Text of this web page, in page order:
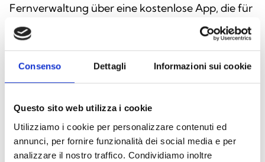
Consenso Dettagli Informazioni sui cookie
Questo sito web utilizza i cookie
Utilizziamo i cookie per personalizzare contenuti ed
annunci, per fornire funzionalità dei social media e per
analizzare il nostro traffico. Condividiamo inoltre
Fernverwaltung über eine kostenlose App, die für
Android- und iOS-Geräte verfügbar ist. Mit der
App lassen sich der Gerätestatus in Echtzeit
und die Empfindlichkeit des Sensors über die
kann zudem zwischen automatischer
Rückstellung und Alarmspeicherung wählen und
so das Verhalten des Systems an die spezifischen
Anforderungen der jeweiligen Umgebung